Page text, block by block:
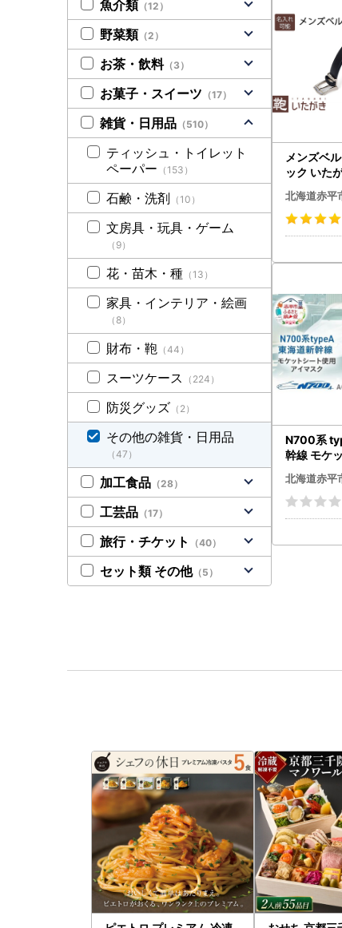
メンズベ
ック いた
革 ビジネ
アクセサリ
ン おしゃ
名入れ有
北海道赤平
N700系
幹線 モケ
ップサイク
イクル 電車 鉄道
平市 国産
北海道赤平
魚介類 （12）
野菜類 （2）
お茶・飲料（3）
お菓子・スイーツ （17）
雑貨・日用品 （510）
ティッシュ・トイレット
ペーパー （153）
石鹸・洗剤 （10）
文房具・玩具・ゲーム
（9）
花・苗木・種 （13）
家具・インテリア・絵画
（8）
財布・鞄 （44）
スーツケース （224）
防災グッズ （2）
その他の雑貨・日用品
（47）
加工食品 （28）
工芸品 （17）
旅行・チケット （40）
セット類 その他（5）